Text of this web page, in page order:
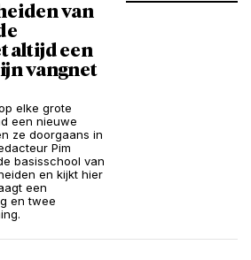
van
altijd een
vangnet
elke grote
een nieuwe
ze doorgaans in
Pim
basisschool van
en kijkt hier
een
en twee